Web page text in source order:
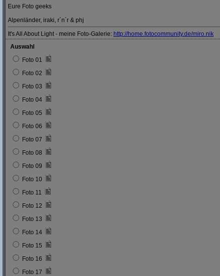
Eure Foto geeks
Alpenländer, iraki, r´n´r & phj
It's All About Light - meine Foto-Galerie: http://home.fotocommunity.de/miro.nik
Auswahl
Foto 01
Foto 02
Foto 03
Foto 04
Foto 05
Foto 06
Foto 07
Foto 08
Foto 09
Foto 10
Foto 11
Foto 12
Foto 13
Foto 14
Foto 15
Foto 16
Foto 17